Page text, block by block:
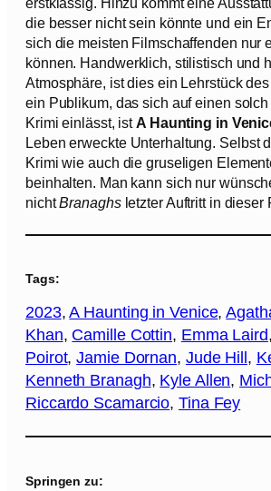
die besser nicht sein könnte und ein
sich die meisten Filmschaffenden nur
können. Handwerklich, stilistisch und
Atmosphäre, ist dies ein Lehrstück
ein Publikum, das sich auf einen
Krimi einlässt, istA Haunting in
Leben erweckte Unterhaltung. Selbst
Krimi wie auch die gruseligen
beinhalten. Man kann sich nur
nichtBranaghsletzter Auftritt in dieser
Tags:
2023, A Haunting in Venice,
Khan, Camille Cottin, Emma Laird,
Poirot, Jamie Dornan, Jude Hill,
Kenneth Branagh, Kyle Allen,
Riccardo Scamarcio, Tina Fey
Springen zu: